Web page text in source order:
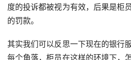
度的投诉都被视为有效，后果是柜
的罚款。
其实我们可以反思一下现在的银行
每个角落，柜员在这样的环境下，